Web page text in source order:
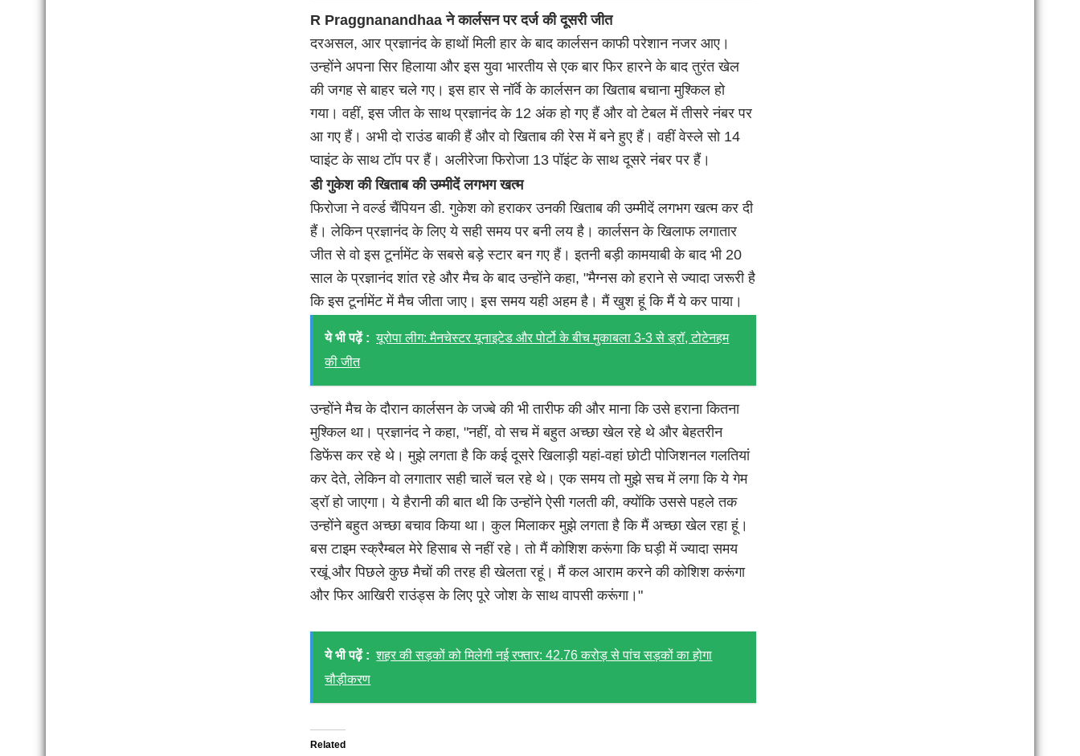
R Praggnanandhaa ने कार्लसन पर दर्ज की दूसरी जीत
दरअसल, आर प्रज्ञानंद के हाथों मिली हार के बाद कार्लसन काफी परेशान नजर आए।
उन्होंने अपना सिर हिलाया और इस युवा भारतीय से एक बार फिर हारने के बाद तुरंत खेल
की जगह से बाहर चले गए। इस हार से नॉर्वे के कार्लसन का खिताब बचाना मुश्किल हो
गया। वहीं, इस जीत के साथ प्रज्ञानंद के 12 अंक हो गए हैं और वो टेबल में तीसरे नंबर पर
आ गए हैं। अभी दो राउंड बाकी हैं और वो खिताब की रेस में बने हुए हैं। वहीं वेस्ले सो 14
प्वाइंट के साथ टॉप पर हैं। अलीरेजा फिरोजा 13 पॉइंट के साथ दूसरे नंबर पर हैं।
डी गुकेश की खिताब की उम्मीदें लगभग खत्म
फिरोजा ने वर्ल्ड चैंपियन डी. गुकेश को हराकर उनकी खिताब की उम्मीदें लगभग खत्म कर दी
हैं। लेकिन प्रज्ञानंद के लिए ये सही समय पर बनी लय है। कार्लसन के खिलाफ लगातार
जीत से वो इस टूर्नामेंट के सबसे बड़े स्टार बन गए हैं। इतनी बड़ी कामयाबी के बाद भी 20
साल के प्रज्ञानंद शांत रहे और मैच के बाद उन्होंने कहा, "मैग्नस को हराने से ज्यादा जरूरी है
कि इस टूर्नामेंट में मैच जीता जाए। इस समय यही अहम है। मैं खुश हूं कि मैं ये कर पाया।
ये भी पढ़ें : यूरोपा लीग: मैनचेस्टर यूनाइटेड और पोर्टो के बीच मुकाबला 3-3 से ड्रॉ, टोटेनहम
की जीत
उन्होंने मैच के दौरान कार्लसन के जज्बे की भी तारीफ की और माना कि उसे हराना कितना
मुश्किल था। प्रज्ञानंद ने कहा, "नहीं, वो सच में बहुत अच्छा खेल रहे थे और बेहतरीन
डिफेंस कर रहे थे। मुझे लगता है कि कई दूसरे खिलाड़ी यहां-वहां छोटी पोजिशनल गलतियां
कर देते, लेकिन वो लगातार सही चालें चल रहे थे। एक समय तो मुझे सच में लगा कि ये गेम
ड्रॉ हो जाएगा। ये हैरानी की बात थी कि उन्होंने ऐसी गलती की, क्योंकि उससे पहले तक
उन्होंने बहुत अच्छा बचाव किया था। कुल मिलाकर मुझे लगता है कि मैं अच्छा खेल रहा हूं।
बस टाइम स्क्रैम्बल मेरे हिसाब से नहीं रहे। तो मैं कोशिश करूंगा कि घड़ी में ज्यादा समय
रखूं और पिछले कुछ मैचों की तरह ही खेलता रहूं। मैं कल आराम करने की कोशिश करूंगा
और फिर आखिरी राउंड्स के लिए पूरे जोश के साथ वापसी करूंगा।"
ये भी पढ़ें : शहर की सड़कों को मिलेगी नई रफ्तार: 42.76 करोड़ से पांच सड़कों का होगा
चौड़ीकरण
Related